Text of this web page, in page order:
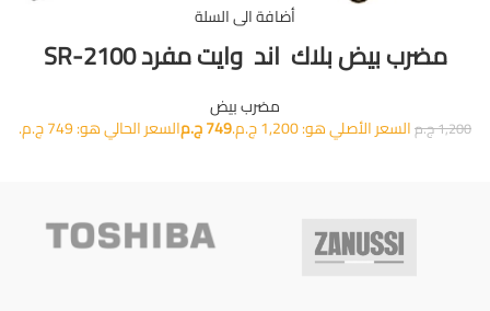
أضافة الى السلة
مضرب بيض بلاك اند وايت مفرد SR-2100
مضرب بيض
1,200ج.مالسعر الأصلي هو: 1,200 ج.م. 749ج.مالسعر الحالي هو: 749 ج.م.